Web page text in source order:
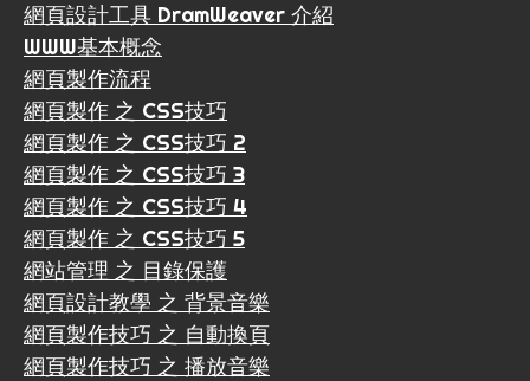
網頁設計工具 DramWeaver 介紹
WWW基本概念
網頁製作流程
網頁製作 之 CSS技巧
網頁製作 之 CSS技巧 2
網頁製作 之 CSS技巧 3
網頁製作 之 CSS技巧 4
網頁製作 之 CSS技巧 5
網站管理 之 目錄保護
網頁設計教學 之 背景音樂
網頁製作技巧 之 自動換頁
網頁製作技巧 之 播放音樂